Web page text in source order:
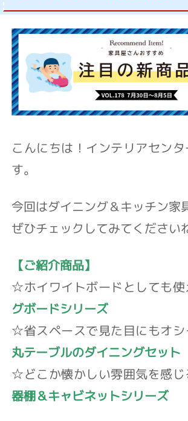
こんにちは！ インテリアセン
す。
今回はダイニング＆キッチン家
ぜひチェックしてみてください
【ご紹介商品】
☆ホイワイトボードとしても使
グボードシリーズ
☆省スペースで見た目にもオシ
丸テーブルのダイニングセット
☆どこか懐かしい雰囲気を感じ
器棚＆キャビネットシリーズ